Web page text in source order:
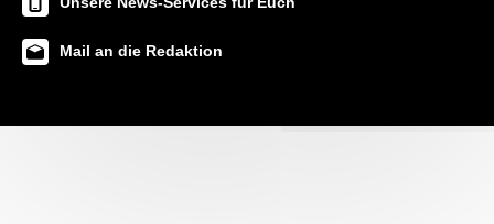
Mail an die Redaktion